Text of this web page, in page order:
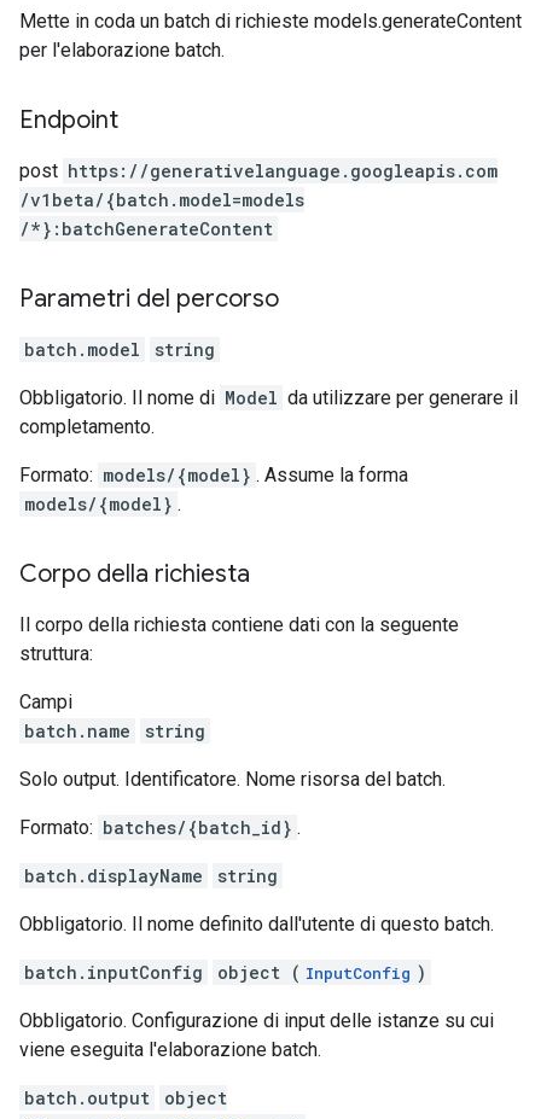
Mette in coda un batch di richieste models.generateContent
per l'elaborazione batch.
Endpoint
post https: / /generativelanguage.googleapis.com
/v1beta/{batch.model=models
/*}:batchGenerateContent
Parametri del percorso
batch.model string
Obbligatorio. Il nome di Model da utilizzare per generare il
completamento.
Formato: models/{model} . Assume la forma
models/{model} .
Corpo della richiesta
Il corpo della richiesta contiene dati con la seguente
struttura:
Campi
batch.name
string
Solo output. Identificatore. Nome risorsa del batch.
Formato: batches/{batch_id} .
batch.displayName string
Obbligatorio. Il nome definito dall'utente di questo batch.
batch.inputConfig object ( InputConfig )
Obbligatorio. Configurazione di input delle istanze su cui
viene eseguita l'elaborazione batch.
batch.output
object